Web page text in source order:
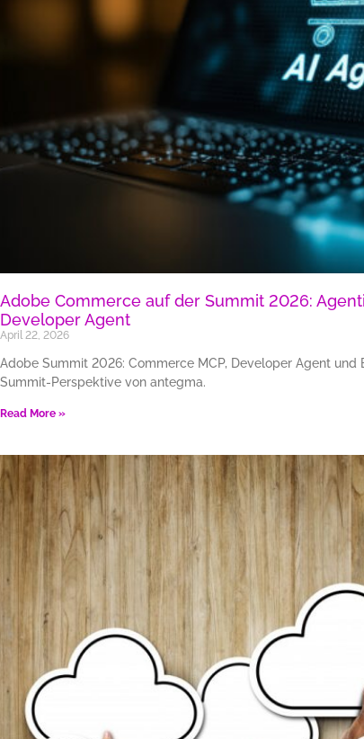
Adobe Commerce auf der Summit 2026:
Developer Agent
April 22, 2026
Adobe Summit 2026: Commerce MCP, Developer Agent
Summit-Perspektive von antegma.
Read More »